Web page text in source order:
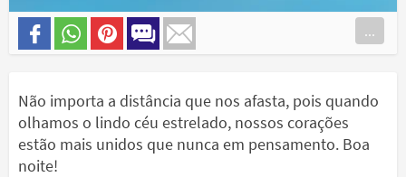
...
Não importa a distância que nos afasta, pois quando
olhamos o lindo céu estrelado, nossos corações
estão mais unidos que nunca em pensamento. Boa
noite!